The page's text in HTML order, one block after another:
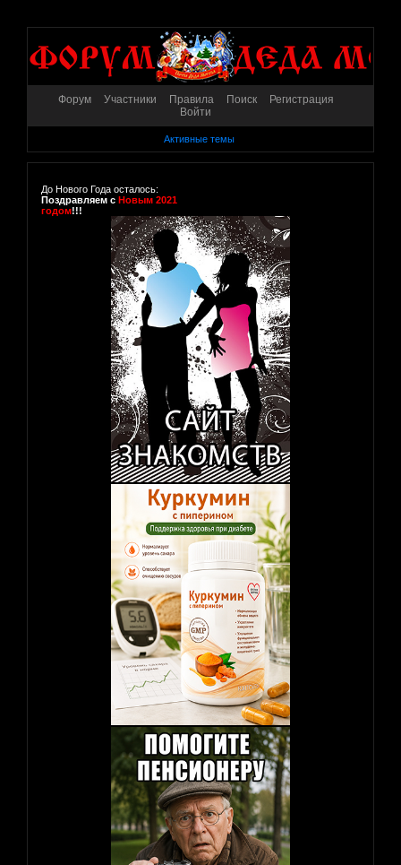
Форум Участники Правила Поиск
Регистрация
Войти
Активные темы
До Нового Года осталось:
Поздравляем с Новым 2021
годом!!!